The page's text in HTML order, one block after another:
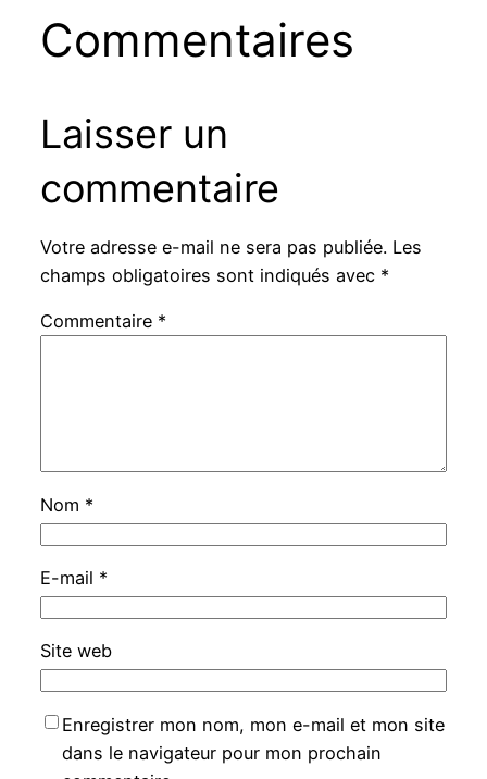
Commentaires
Laisser un
commentaire
Votre adresse e-mail ne sera pas publiée. Les
champs obligatoires sont indiqués avec *
Commentaire *
Nom *
E-mail *
Site web
Enregistrer mon nom, mon e-mail et mon site
dans le navigateur pour mon prochain